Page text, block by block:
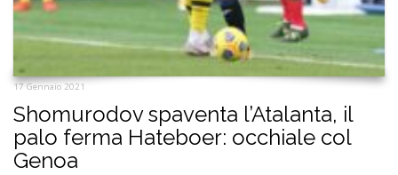
17 Gennaio 2021
Shomurodov spaventa l’Atalanta, il
palo ferma Hateboer: occhiale col
Genoa